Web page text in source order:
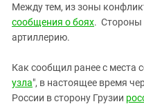
Между тем, из зоны
сообщения о боях. Стороны
артиллерию.
Как сообщил ранее с места
узла", в настоящее время
России в сторону Грузии